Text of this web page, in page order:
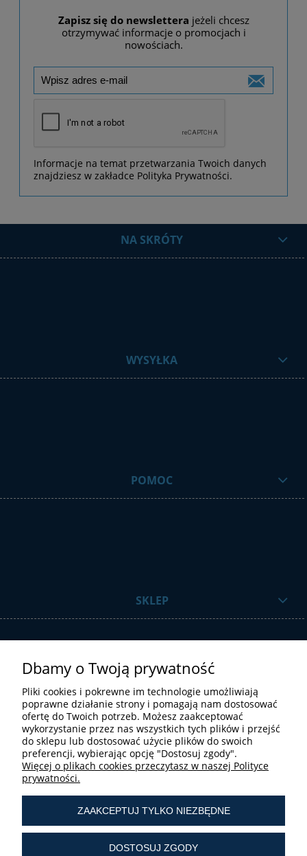
Zapisz się do newslettera jeżeli chcesz
otrzymywać informacje o promocjach i
nowościach.
Informacje na temat przetwarzania Twoich danych
znajdziesz w zakładce Polityka Prywatności.
NA SKRÓTY
WYSYŁKA
POMOC
SKLEP
STREFA UŻYTKOWNIKA
tel.:+ 48 603 190 513
tel.:+ 48 41 361 25 21
Dbamy o Twoją prywatność
Pliki cookies i pokrewne im technologie umożliwiają
poprawne działanie strony i pomagają nam dostosować
ofertę do Twoich potrzeb. Możesz zaakceptować
wykorzystanie przez nas wszystkich tych plików i przejść
do sklepu lub dostosować użycie plików do swoich
preferencji, wybierając opcję "Dostosuj zgody".
Więcej o plikach cookies przeczytasz w naszej Polityce
prywatności.
ZAAKCEPTUJ TYLKO NIEZBĘDNE
DOSTOSUJ ZGODY